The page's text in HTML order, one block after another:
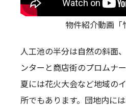
物件紹介動画「
人工池の半分は自然の斜面
ンターと商店街のプロムナ
夏には花火大会など地域の
所でもあります。団地内に